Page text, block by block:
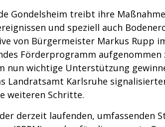
Gondelsheim treibt ihre
und speziell auch
von Bürgermeister Markus Rupp
Förderprogramm aufgenommen
nun wichtige Unterstützung
Landratsamt Karlsruhe
weiteren Schritte.
derzeit laufenden, umfassenden